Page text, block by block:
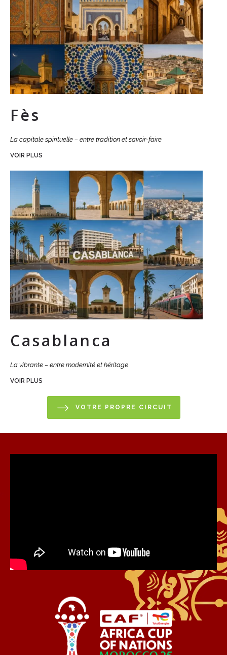
Fès
La capitale spirituelle – entre tradition et savoir-faire
VOIR PLUS
Casablanca
La vibrante – entre modernité et héritage
VOIR PLUS
VOTRE PROPRE CIRCUIT